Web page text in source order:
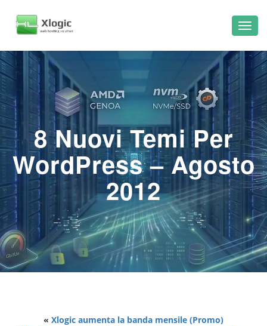
8 Nuovi Temi Per
WordPress – Agosto
2012
« Xlogic aumenta la banda mensile (Promo)